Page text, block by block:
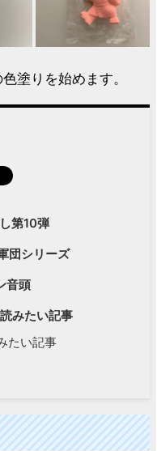
塗りを始めます。
第10弾
団シリーズ
音頭
みたい記事
たい記事